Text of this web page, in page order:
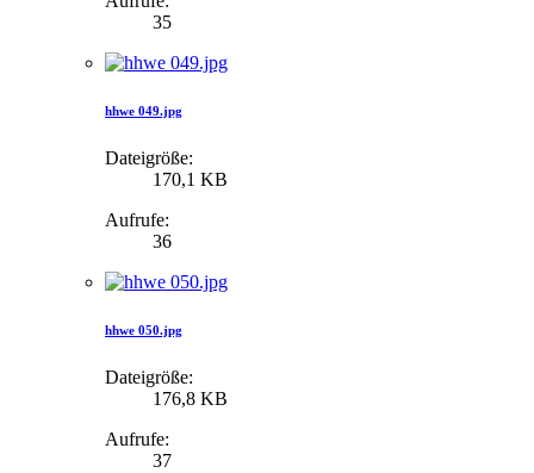
35
hhwe 049.jpg
Dateigröße:
170,1 KB
Aufrufe:
36
hhwe 050.jpg
Dateigröße:
176,8 KB
Aufrufe:
37